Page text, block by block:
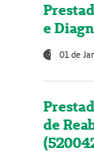
e
01 de
de